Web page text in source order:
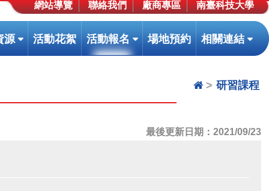
網站導覽 聯絡我們 廠商專區 南臺科技大學
源(按
鍵
活動花絮 活動報名 (按
鍵
場地預約 相關連結 (按
鍵
[下]
展
研習課程
最後更新日期：2021/09/23